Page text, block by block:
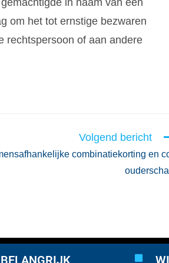
om het tot ernstige bezwaren
rechtspersoon of aan andere
Volgend bericht
combinatiekorting en